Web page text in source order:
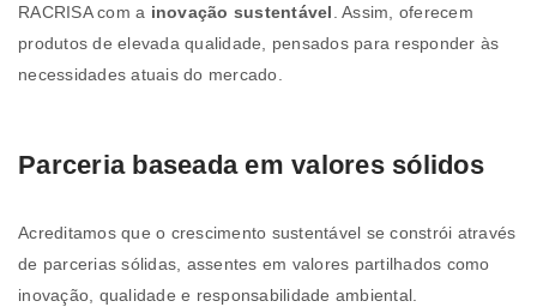
RACRISA com a inovação sustentável . Assim, oferecem
produtos de elevada qualidade, pensados para responder às
necessidades atuais do mercado.
Parceria baseada em valores sólidos
Acreditamos que o crescimento sustentável se constrói através
de parcerias sólidas, assentes em valores partilhados como
inovação, qualidade e responsabilidade ambiental.